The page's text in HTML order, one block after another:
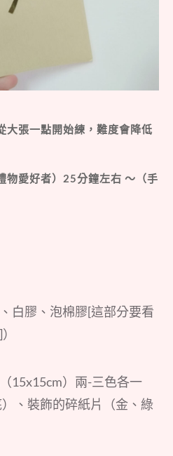
張一點開始練，難度會降低
物愛好者）25分鐘左右 ～（手
白膠、泡棉膠[這部分要看
15x15cm）兩-三色各一
、裝飾的碎紙片（金、綠